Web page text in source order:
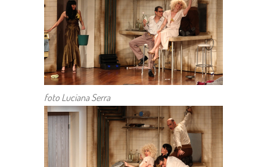
foto Luciana Serra